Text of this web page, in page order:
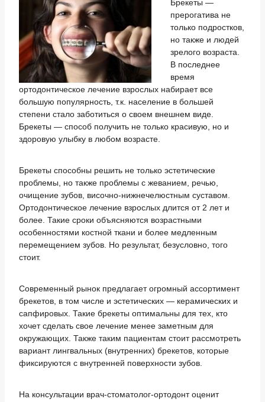
Брекеты —
прерогатива не
только подростков,
но также и людей
зрелого возраста.
В последнее
время
ортодонтическое лечение взрослых набирает все
большую популярность, т.к. население в большей
степени стало заботиться о своем внешнем виде.
Брекеты — способ получить не только красивую, но и
здоровую улыбку в любом возрасте.
Брекеты способны решить не только эстетические
проблемы, но также проблемы с жеванием, речью,
очищение зубов, височно-нижнечелюстным суставом.
Ортодонтическое лечение взрослых длится от 2 лет и
более. Такие сроки объясняются возрастными
особенностями костной ткани и более медленным
перемещением зубов. Но результат, безусловно, того
стоит.
Современный рынок предлагает огромный ассортимент
брекетов, в том числе и эстетических — керамических и
сапфировых. Такие брекеты оптимальны для тех, кто
хочет сделать свое лечение менее заметным для
окружающих. Также таким пациентам стоит рассмотреть
вариант лингвальных (внутренних) брекетов, которые
фиксируются с внутренней поверхности зубов.
На консультации врач-стоматолог-ортодонт оценит